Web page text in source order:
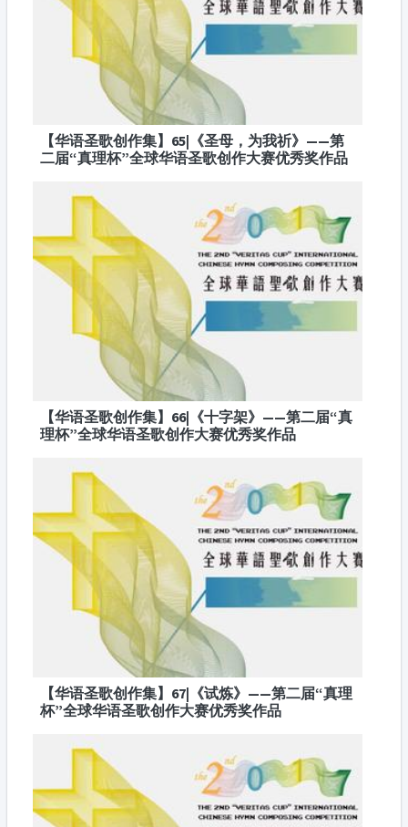
【华语圣歌创作集】65|《圣母，为我祈》——第
二届“真理杯”全球华语圣歌创作大赛优秀奖作品
【华语圣歌创作集】66|《十字架》——第二届“真
理杯”全球华语圣歌创作大赛优秀奖作品
【华语圣歌创作集】67|《试炼》——第二届“真理
杯”全球华语圣歌创作大赛优秀奖作品